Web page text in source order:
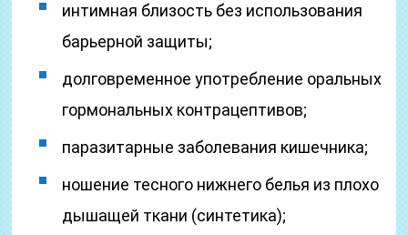
интимная близость без использования
барьерной защиты;
долговременное употребление оральных
гормональных контрацептивов;
паразитарные заболевания кишечника;
ношение тесного нижнего белья из плохо
дышащей ткани (синтетика);